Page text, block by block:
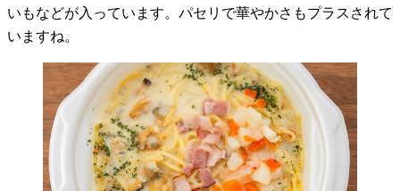
いもなどが入っています。パセリで華やかさもプラスされて
いますね。